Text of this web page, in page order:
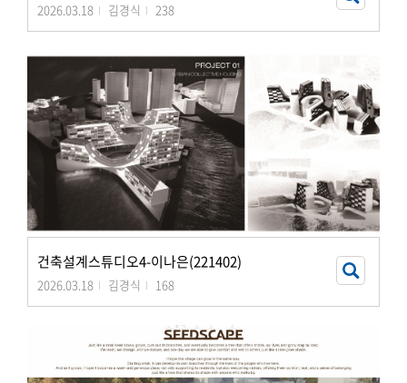
2026.03.18 김경식 238
건축설계스튜디오4-이나은(221402)
2026.03.18 김경식 168